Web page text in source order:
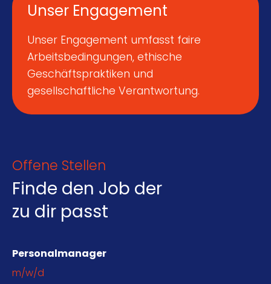
Unser Engagement
Unser Engagement umfasst faire
Arbeitsbedingungen, ethische
Geschäftspraktiken und
gesellschaftliche Verantwortung.
Offene Stellen
Finde den Job der
zu dir passt
Personalmanager
m/w/d